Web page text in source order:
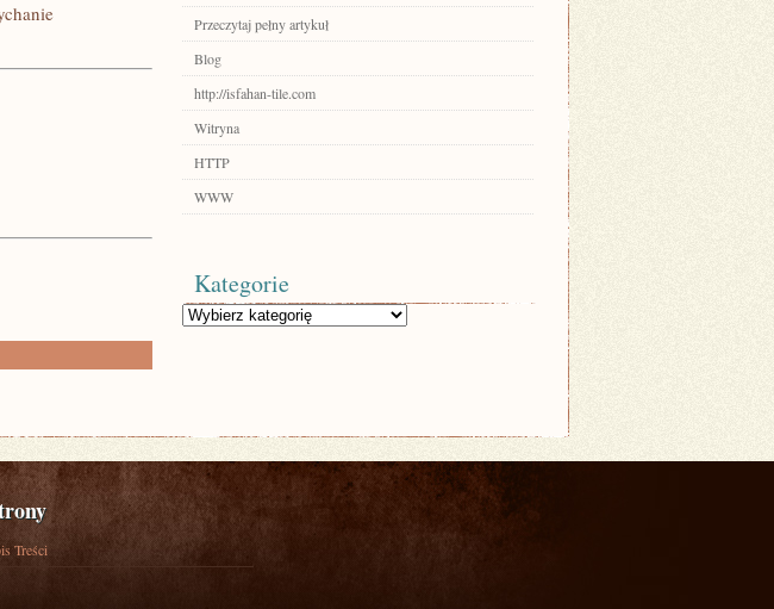
Przeczytaj pełny artykuł
Blog
http://isfahan-tile.com
Witryna
HTTP
WWW
Kategorie
Kategorie
Treści